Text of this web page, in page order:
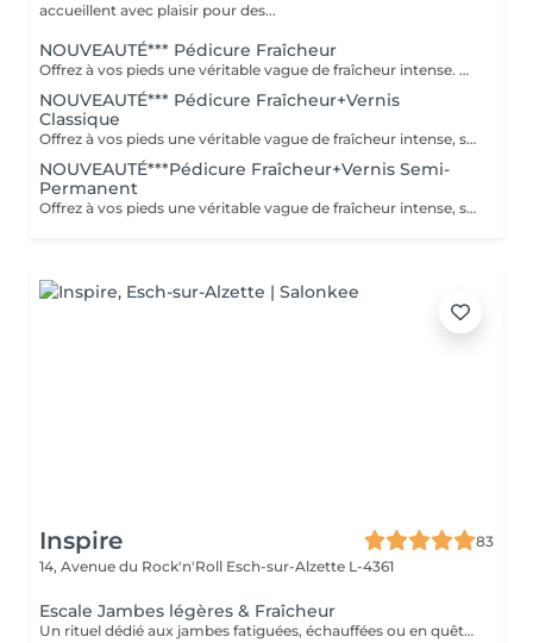
accueillent avec plaisir pour des...
NOUVEAUTÉ*** Pédicure Fraîcheur
Offrez à vos pieds une véritable vague de fraîcheur intense. Ce rituel associe un gommage au sel et à l'amande douce, un bain effervescent relaxant et rafraîchissant, puis un soin à l'effet glacial appliqué jusqu'aux mollets. Dès l'application, une sensation de froid intense enveloppe les pieds et les jambes pour un effet frais, léger et incroyablement revigorant. Le soin incontournable de l'été pour des pieds doux et une sensation glaciale irrésistible.
NOUVEAUTÉ*** Pédicure Fraîcheur+Vernis
Classique
Offrez à vos pieds une véritable vague de fraîcheur intense, sublimée par la pose d'un vernis classique. Ce rituel associe un gommage au sel et à l'amande douce, un bain effervescent relaxant et rafraîchissant, puis un soin à l'effet glacial appliqué jusqu'aux mollets. Une sensation de froid intense et revigorante, idéale pour les pieds fatigués ou simplement pour profiter d'un pur moment de fraîcheur pendant l'été. Des pieds doux, parfaitement soignés, élégamment vernis et une sensation glaciale irrésistible.
NOUVEAUTÉ***Pédicure Fraîcheur+Vernis Semi-
Permanent
Offrez à vos pieds une véritable vague de fraîcheur intense, sublimée par la pose d'un semi-permanent longue tenue. Ce rituel associe un gommage au sel et à l'amande douce, un bain effervescent relaxant et rafraîchissant, puis un soin à l'effet glacial appliqué jusqu'aux mollets. Une sensation de froid intense et revigorante, idéale pour les pieds fatigués ou simplement pour profiter d'un pur moment de fraîcheur pendant l'été. Des pieds doux, parfaitement soignés, une couleur brillante longue tenue et une sensation glaciale irrésistible.
Inspire
83
14, Avenue du Rock'n'Roll Esch-sur-Alzette L-4361
Escale Jambes légères & Fraîcheur
Un rituel dédié aux jambes fatiguées, échauffées ou en quête de légèreté ! Le soin débute par une exfoliation au gant Kessa afin de stimuler la circulation sanguine et préparer les tissus au massage. Un massage drainant est ensuite réalisé à l'aide d'une huile végétale naturelle associant des huiles essentielles tonifiantes. Des bandes fraîches aromatiques imprégnées d'une synergie d'huiles essentielles biologiques de citron, cyprès et menthe poivrée sont ensuite appliquées sur les jambes afin de prolonger la sensation de fraîcheur et de légèreté. Pendant leur temps de pose, profitez d'un massage relaxant du cuir chevelu, du visage ou de la nuque. Le rituel se termine par l'application d'une huile naturelle tonifiante, afin de laisser la peau souple, confortable et délicatement satinée. Retrouvez votre légèreté !